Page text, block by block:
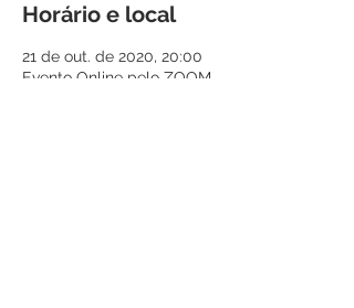
Horário e local
21 de out. de 2020, 20:00
Evento Online pelo ZOOM